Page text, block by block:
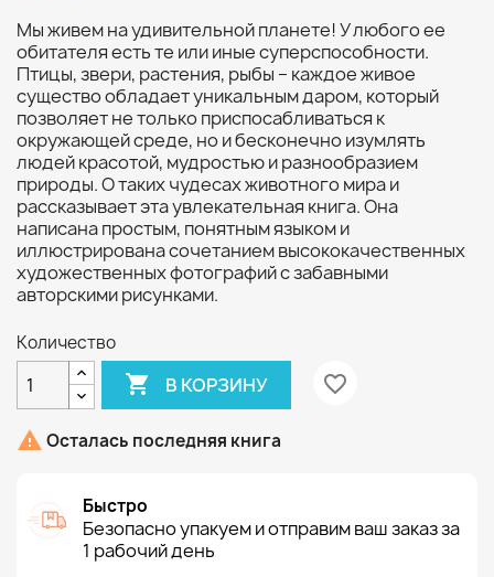
Мы живем на удивительной планете! У любого ее
обитателя есть те или иные суперспособности.
Птицы, звери, растения, рыбы – каждое живое
существо обладает уникальным даром, который
позволяет не только приспосабливаться к
окружающей среде, но и бесконечно изумлять
людей красотой, мудростью и разнообразием
природы. О таких чудесах животного мира и
рассказывает эта увлекательная книга. Она
написана простым, понятным языком и
иллюстрирована сочетанием высококачественных
художественных фотографий с забавными
авторскими рисунками.
Количество
 В КОРЗИНУ favorite_border
 Осталась последняя книга
Быстро
Безопасно упакуем и отправим ваш заказ за
1 рабочий день